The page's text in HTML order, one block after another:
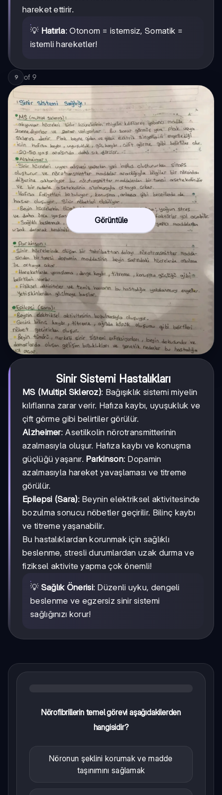
hareket ettirir.
💡 Hatırla: Otonom = istemsiz, Somatik =
istemli hareketler!
9 of 9
Görüntüle
Sinir Sistemi Hastalıkları
MS (Multipl Skleroz): Bağışıklık sistemi miyelin
kılıflarına zarar verir. Hafıza kaybı, uyuşukluk ve
çift görme gibi belirtiler görülür.
Alzheimer: Asetilkolin nörotransmitterinin
azalmasıyla oluşur. Hafıza kaybı ve konuşma
güçlüğü yaşanır. Parkinson: Dopamin
azalmasıyla hareket yavaşlaması ve titreme
görülür.
Epilepsi (Sara): Beynin elektriksel aktivitesinde
bozulma sonucu nöbetler geçirilir. Bilinç kaybı
ve titreme yaşanabilir.
Bu hastalıklardan korunmak için sağlıklı
beslenme, stresli durumlardan uzak durma ve
fiziksel aktivite yapma çok önemli!
💡 Sağlık Önerisi: Düzenli uyku, dengeli
beslenme ve egzersiz sinir sistemi
sağlığınızı korur!
Nörofibrillerin temel görevi aşağıdakilerden
hangisidir?
Nöronun şeklini korumak ve madde
taşınımını sağlamak